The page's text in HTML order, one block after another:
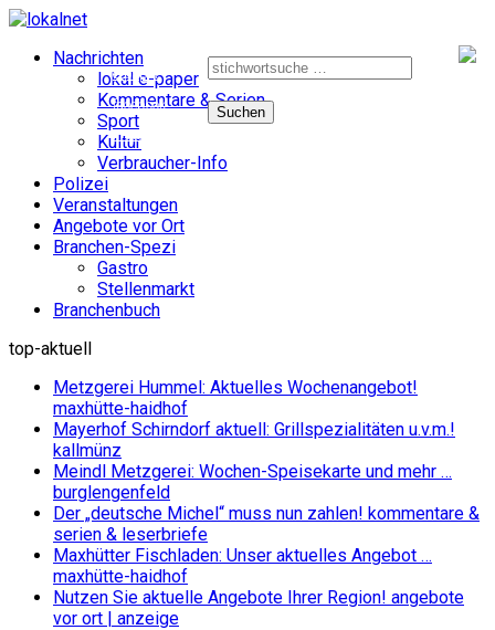
nach:
e-paper
facebook
instagram
Nachrichten
lokal e-paper
Kommentare & Serien
Sport
Kultur
Verbraucher-Info
Polizei
Veranstaltungen
Angebote vor Ort
Branchen-Spezi
Gastro
Stellenmarkt
Branchenbuch
top-aktuell
Metzgerei Hummel: Aktuelles Wochenangebot!
maxhütte-haidhof
Mayerhof Schirndorf aktuell: Grillspezialitäten u.v.m.!
kallmünz
Meindl Metzgerei: Wochen-Speisekarte und mehr …
burglengenfeld
Der „deutsche Michel“ muss nun zahlen! kommentare &
serien & leserbriefe
Maxhütter Fischladen: Unser aktuelles Angebot …
maxhütte-haidhof
Nutzen Sie aktuelle Angebote Ihrer Region! angebote
vor ort | anzeige